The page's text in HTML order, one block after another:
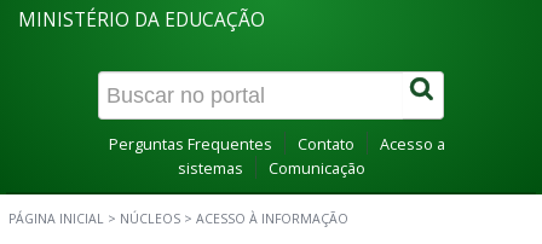
MINISTÉRIO DA EDUCAÇÃO
Perguntas Frequentes Contato
Acesso a
sistemas
Comunicação
PÁGINA INICIAL > NÚCLEOS > ACESSO À INFORMAÇÃO